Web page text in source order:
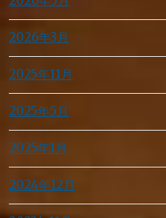
2026年3月
2025年11月
2025年5月
2025年1月
2024年12月